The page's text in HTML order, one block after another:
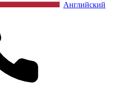
Английский